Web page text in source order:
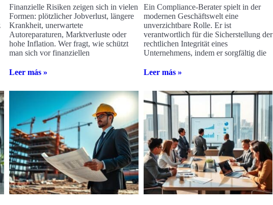
Finanzielle Risiken zeigen sich in vielen
Formen: plötzlicher Jobverlust, längere
Krankheit, unerwartete
Autoreparaturen, Marktverluste oder
hohe Inflation. Wer fragt, wie schützt
man sich vor finanziellen
Leer más »
Ein Compliance-Berater spielt in der
modernen Geschäftswelt eine
unverzichtbare Rolle. Er ist
verantwortlich für die Sicherstellung der
rechtlichen Integrität eines
Unternehmens, indem er sorgfältig die
Leer más »